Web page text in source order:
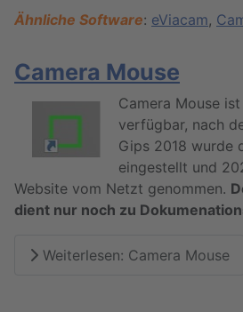
Ähnliche Software: eViacam,
Camera Mouse
Camera Mouse
verfügbar, nach
Gips 2018 wurde
eingestellt und
Website vom Netzt genommen.
dient nur noch zu
Weiterlesen: Camera Mouse